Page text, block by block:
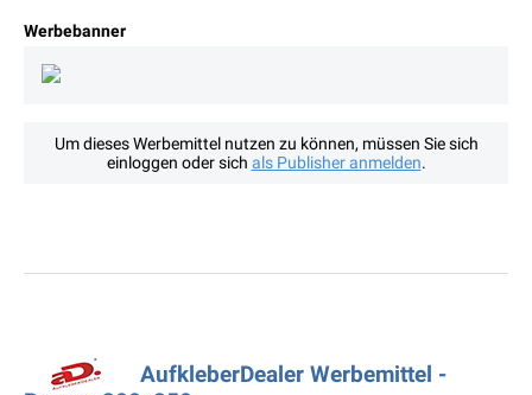
Werbebanner
Um dieses Werbemittel nutzen zu können, müssen Sie sich
einloggen oder sich als Publisher anmelden.
AufkleberDealer Werbemittel -